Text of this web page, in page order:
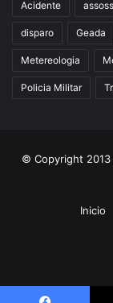
Acidente
disparo Geada
Metereologia
Policia Militar
© Copyright
Inicio